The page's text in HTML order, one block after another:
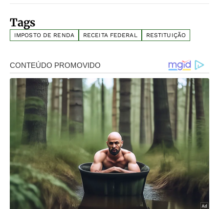
Tags
IMPOSTO DE RENDA RECEITA FEDERAL RESTITUIÇÃO